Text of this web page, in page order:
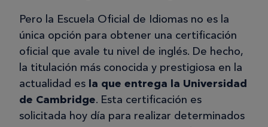
Pero la Escuela Oficial de Idiomas no es la
única opción para obtener una certificación
oficial que avale tu nivel de inglés. De hecho,
la titulación más conocida y prestigiosa en la
actualidad es la que entrega la Universidad
de Cambridge. Esta certificación es
solicitada hoy día para realizar determinados